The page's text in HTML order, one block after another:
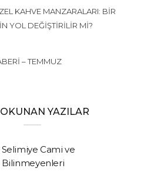
KAHVE MANZARALARI: BIR
YOL DEĞIŞTIRILIR MI?
– TEMMUZ
YAZILAR
Selimiye Cami ve
Bilinmeyenleri